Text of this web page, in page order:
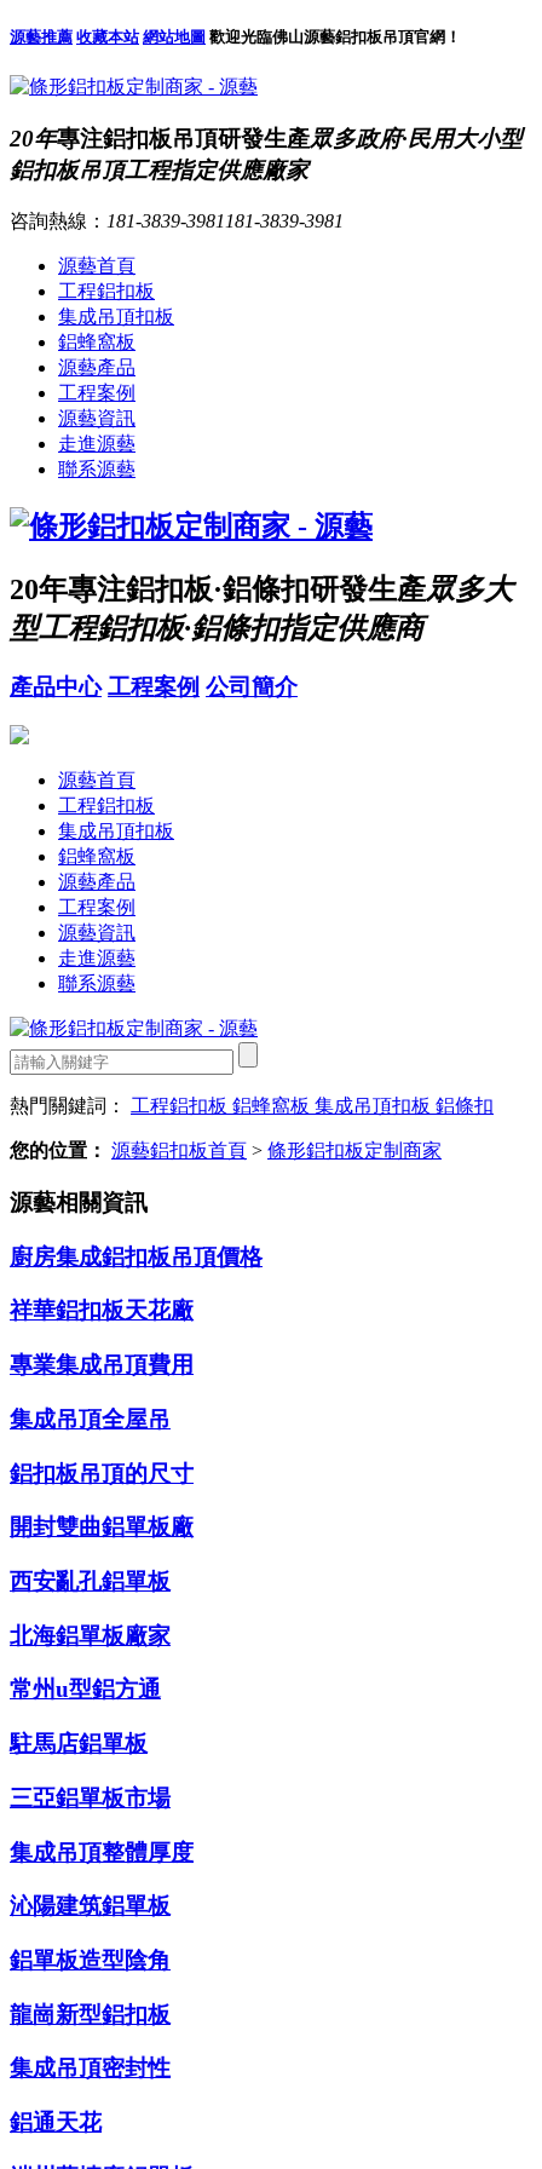
源藝推薦 收藏本站 網站地圖 歡迎光臨佛山源藝鋁扣板吊頂官網！
20年專注鋁扣板吊頂研發生產眾多政府·民用大小型
鋁扣板吊頂工程指定供應廠家
咨詢熱線： 181-3839-3981 181-3839-3981
源藝首頁
工程鋁扣板
集成吊頂扣板
鋁蜂窩板
源藝產品
工程案例
源藝資訊
走進源藝
聯系源藝
20年專注鋁扣板·鋁條扣研發生產眾多大
型工程鋁扣板·鋁條扣指定供應商
產品中心 工程案例 公司簡介
源藝首頁
工程鋁扣板
集成吊頂扣板
鋁蜂窩板
源藝產品
工程案例
源藝資訊
走進源藝
聯系源藝
熱門關鍵詞： 工程鋁扣板 鋁蜂窩板 集成吊頂扣板 鋁條扣
您的位置： 源藝鋁扣板首頁 > 條形鋁扣板定制商家
源藝相關資訊
廚房集成鋁扣板吊頂價格
祥華鋁扣板天花廠
專業集成吊頂費用
集成吊頂全屋吊
鋁扣板吊頂的尺寸
開封雙曲鋁單板廠
西安亂孔鋁單板
北海鋁單板廠家
常州u型鋁方通
駐馬店鋁單板
三亞鋁單板市場
集成吊頂整體厚度
沁陽建筑鋁單板
鋁單板造型陰角
龍崗新型鋁扣板
集成吊頂密封性
鋁通天花